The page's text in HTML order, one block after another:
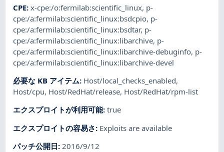
CPE:x-cpe:/o:fermilab:scientific_linux, p-
cpe:/a:fermilab:scientific_linux:bsdcpio, p-
cpe:/a:fermilab:scientific_linux:bsdtar, p-
cpe:/a:fermilab:scientific_linux:libarchive, p-
cpe:/a:fermilab:scientific_linux:libarchive-debuginfo, p-
cpe:/a:fermilab:scientific_linux:libarchive-devel
必要な KB アイテム: Host/local_checks_enabled,
Host/cpu, Host/RedHat/release, Host/RedHat/rpm-list
エクスプロイトが利用可能:true
エクスプロイトの容易さ: Exploits are available
パッチ公開日:2016/9/12